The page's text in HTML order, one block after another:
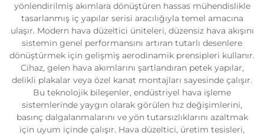
yönlendirilmiş akımlara dönüştüren hassas mühendislikle
tasarlanmış iç yapılar serisi aracılığıyla temel amacına
ulaşır. Modern hava düzeltici üniteleri, düzensiz hava akışını
sistemin genel performansını artıran tutarlı desenlere
dönüştürmek için gelişmiş aerodinamik prensipleri kullanır.
Cihaz, gelen hava akımlarını şartlandıran petek yapılar,
delikli plakalar veya özel kanat montajları sayesinde çalışır.
Bu teknolojik bileşenler, endüstriyel hava işleme
sistemlerinde yaygın olarak görülen hız değişimlerini,
basınç dalgalanmalarını ve yön tutarsızlıklarını azaltmak
için uyum içinde çalışır. Hava düzeltici, üretim tesisleri,